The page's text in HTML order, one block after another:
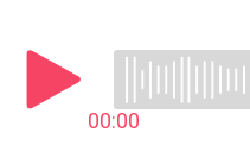
00:00